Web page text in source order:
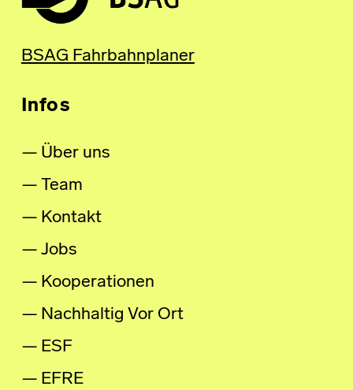
BSAG Fahrbahnplaner
Infos
Über uns
Team
Kontakt
Jobs
Kooperationen
Nachhaltig Vor Ort
ESF
EFRE